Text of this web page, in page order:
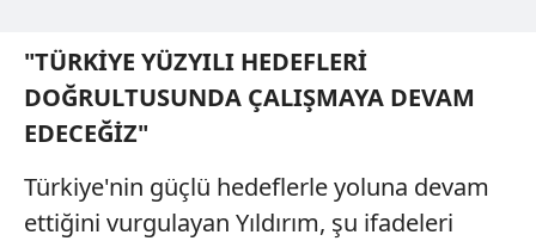
"TÜRKİYE YÜZYILI HEDEFLERİ
DOĞRULTUSUNDA ÇALIŞMAYA DEVAM
EDECEĞİZ"
Türkiye'nin güçlü hedeflerle yoluna devam
ettiğini vurgulayan Yıldırım, şu ifadeleri